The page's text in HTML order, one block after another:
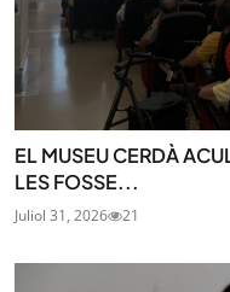
EL MUSEU CERDÀ
LES FOSSE...
Juliol 31, 2026 21